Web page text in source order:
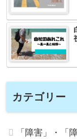
カテゴリー
「障害」・「